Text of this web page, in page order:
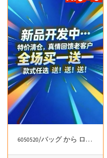
6050520/バッグ から ロエベ/LOEWE